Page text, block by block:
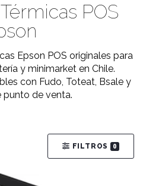
POS
Epson POS originales para
y minimarket en Chile.
con Fudo, Toteat, Bsale y
punto de venta.
FILTROS 0